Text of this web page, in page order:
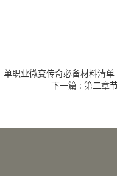
职业微变传奇必备材料清单
下一篇 : 第二章